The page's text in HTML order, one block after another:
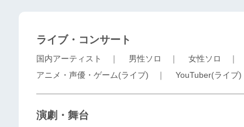
ライブ・コンサート
国内アーティスト ｜ 男性ソロ ｜ 女性ソロ ｜
アニメ・声優・ゲーム(ライブ) ｜ YouTuber(ライブ)
演劇・舞台